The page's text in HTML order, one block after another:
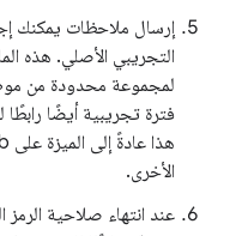
إرسال ملاحظات يمكنك
التجريبي الأصلي. هذه
فترة تجريبية أيضًا
الأخرى.
عند انتهاء صلاحية الرمز